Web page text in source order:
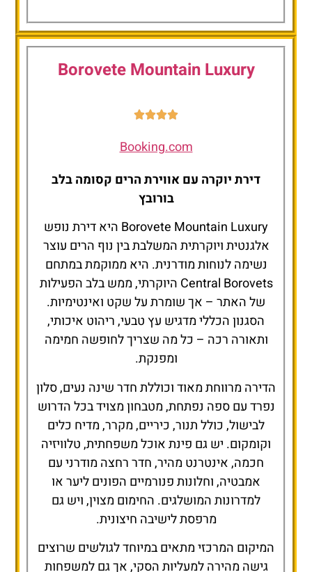
Apartment Borovets
Borovete Mountain Luxury
Booking.com
דירת יוקרה עם אווירת הרים קסומה בלב
בורובץ
Borovete Mountain Luxury היא דירת נופש
אלגנטית ויוקרתית המשלבת בין נוף הרים עוצר
נשימה לנוחות מודרנית. היא ממוקמת במתחם
Central Borovets היוקרתי, ממש בלב הפעילות
של האתר – אך שומרת על שקט ואינטימיות.
הסגנון הכללי מדגיש עץ טבעי, ריהוט איכותי,
ותאורה רכה – כל מה שצריך לחופשה חמימה
ומפנקת.
הדירה מרווחת מאוד וכוללת חדר שינה נעים, סלון
נפרד עם ספה נפתחת, מטבחון מצויד בכל הדרוש
לבישול, כולל תנור, כיריים, מקרר, מדיח כלים
וקומקום. יש גם פינת אוכל משפחתית, טלוויזיה
חכמה, אינטרנט מהיר, חדר רחצה מודרני עם
אמבטיה, וחלונות פנורמיים הפונים ליער או
למדרונות המושלגים. החימום מצוין, ויש גם
מרפסת לישיבה חיצונית.
המיקום המרכזי מתאים במיוחד לגולשים שרוצים
גישה מהירה למעליות הסקי, אך גם למשפחות